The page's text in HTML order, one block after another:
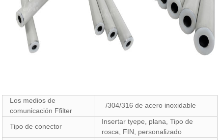
Los medios de
comunicación Ffilter
/304/316 de acero inoxidable
Tipo de conector
Insertar tyepe, plana, Tipo de
rosca, FIN, personalizado